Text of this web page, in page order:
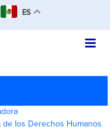
ES
de los Derechos Humanos